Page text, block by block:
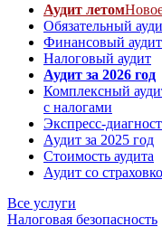
Аудит летом
Обязательный
Финансовый аудит
Налоговый аудит
Аудит за 2026 год
Комплексный
с налогами
Экспресс-
Аудит за 2025 год
Стоимость аудита
Аудит со
Все услуги
Налоговая безопасность